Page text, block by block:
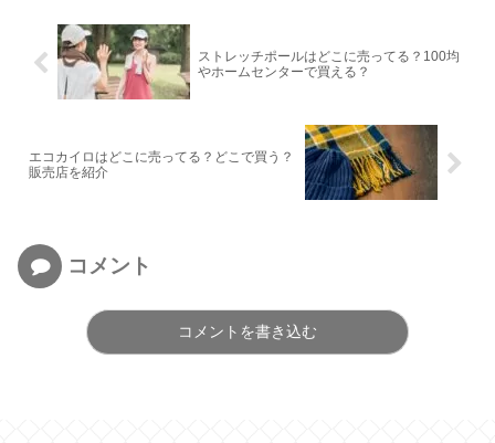
ストレッチポールはどこに売ってる？100均
やホームセンターで買える？
エコカイロはどこに売ってる？どこで買う？
販売店を紹介
コメント
コメントを書き込む